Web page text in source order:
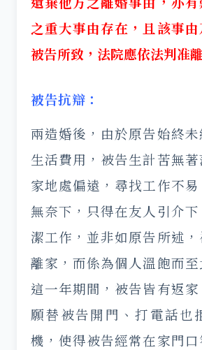
之重大事由存在，且該事
被告所致，法院應依法判准
被告抗辯：
兩造婚後，由於原告始終
生活費用，被告生計苦無
家地處偏遠，尋找工作不
無奈下，只得在友人引介
潔工作，並非如原告所述
離家，而係為個人溫飽而至
這一年期間，被告皆有返
願替被告開門、打電話也
機，使得被告經常在家門